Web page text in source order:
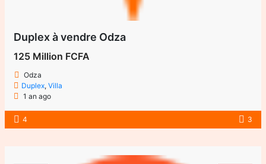
Duplex à vendre Odza
125 Million FCFA
Odza
Duplex,Villa
1 an ago
4 3